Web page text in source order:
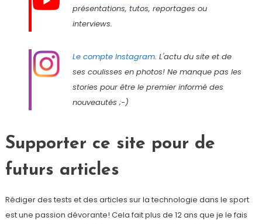
présentations, tutos, reportages ou
interviews.
Le compte Instagram. L'actu du site et de
ses coulisses en photos! Ne manque pas les
stories pour être le premier informé des
nouveautés ;-)
Supporter ce site pour de
futurs articles
Rédiger des tests et des articles sur la technologie dans le sport
est une passion dévorante! Cela fait plus de 12 ans que je le fais